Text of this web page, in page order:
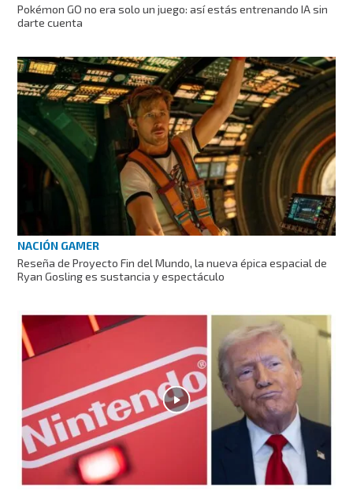
Pokémon GO no era solo un juego: así estás entrenando IA sin
darte cuenta
NACIÓN GAMER
Reseña de Proyecto Fin del Mundo, la nueva épica espacial de
Ryan Gosling es sustancia y espectáculo